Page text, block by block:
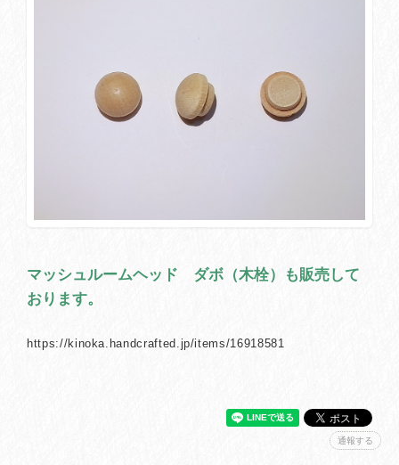
マッシュルームヘッド ダボ（木栓）も販売して
おります。
https://kinoka.handcrafted.jp/items/16918581
通報する